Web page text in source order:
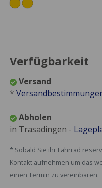
Verfügbarkeit
Versand
*
Abholen
in Trasadingen -
* Sobald Sie ihr Fahrrad
Kontakt aufnehmen um das
einen Termin zu vereinbaren.